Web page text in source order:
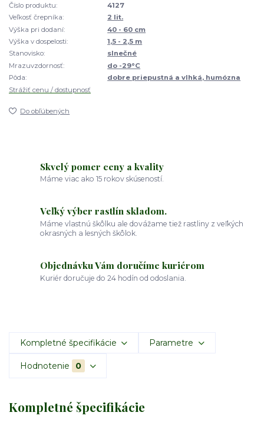
Číslo produktu:
4127
Veľkosť črepníka:
2 lit.
Výška pri dodaní:
40 - 60 cm
Výška v dospelosti:
1,5 - 2,5 m
Stanovisko:
slnečné
Mrazuvzdornosť:
do -29°C
Pôda:
dobre priepustná a vlhká, humózna
Strážiť cenu / dostupnosť
Do obľúbených
Skvelý pomer ceny a kvality
Máme viac ako 15 rokov skúseností.
Veľký výber rastlín skladom.
Máme vlastnú škôlku ale dovážame tiež rastliny z veľkých
okrasných a lesných škôlok.
Objednávku Vám doručíme kuriérom
Kuriér doručuje do 24 hodín od odoslania.
Kompletné špecifikácie Parametre
Hodnotenie 0
Kompletné špecifikácie